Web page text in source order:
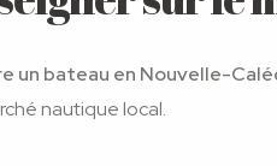
un bateau en Nouvelle-
nautique local.